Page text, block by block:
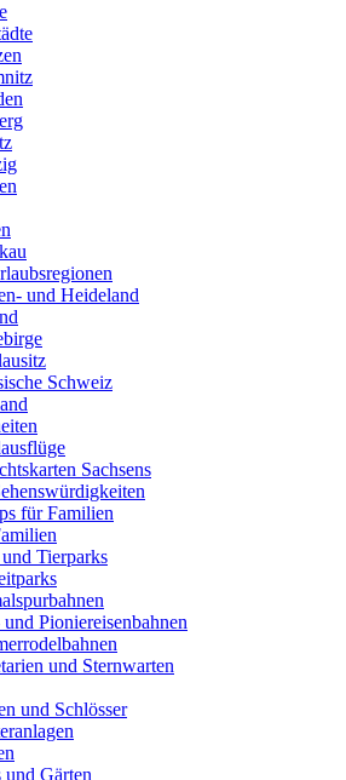
und Heideland
Schweiz
Sachsens
für Familien
Tierparks
Pioniereisenbahnen
und Sternwarten
und Schlösser
und Gärten